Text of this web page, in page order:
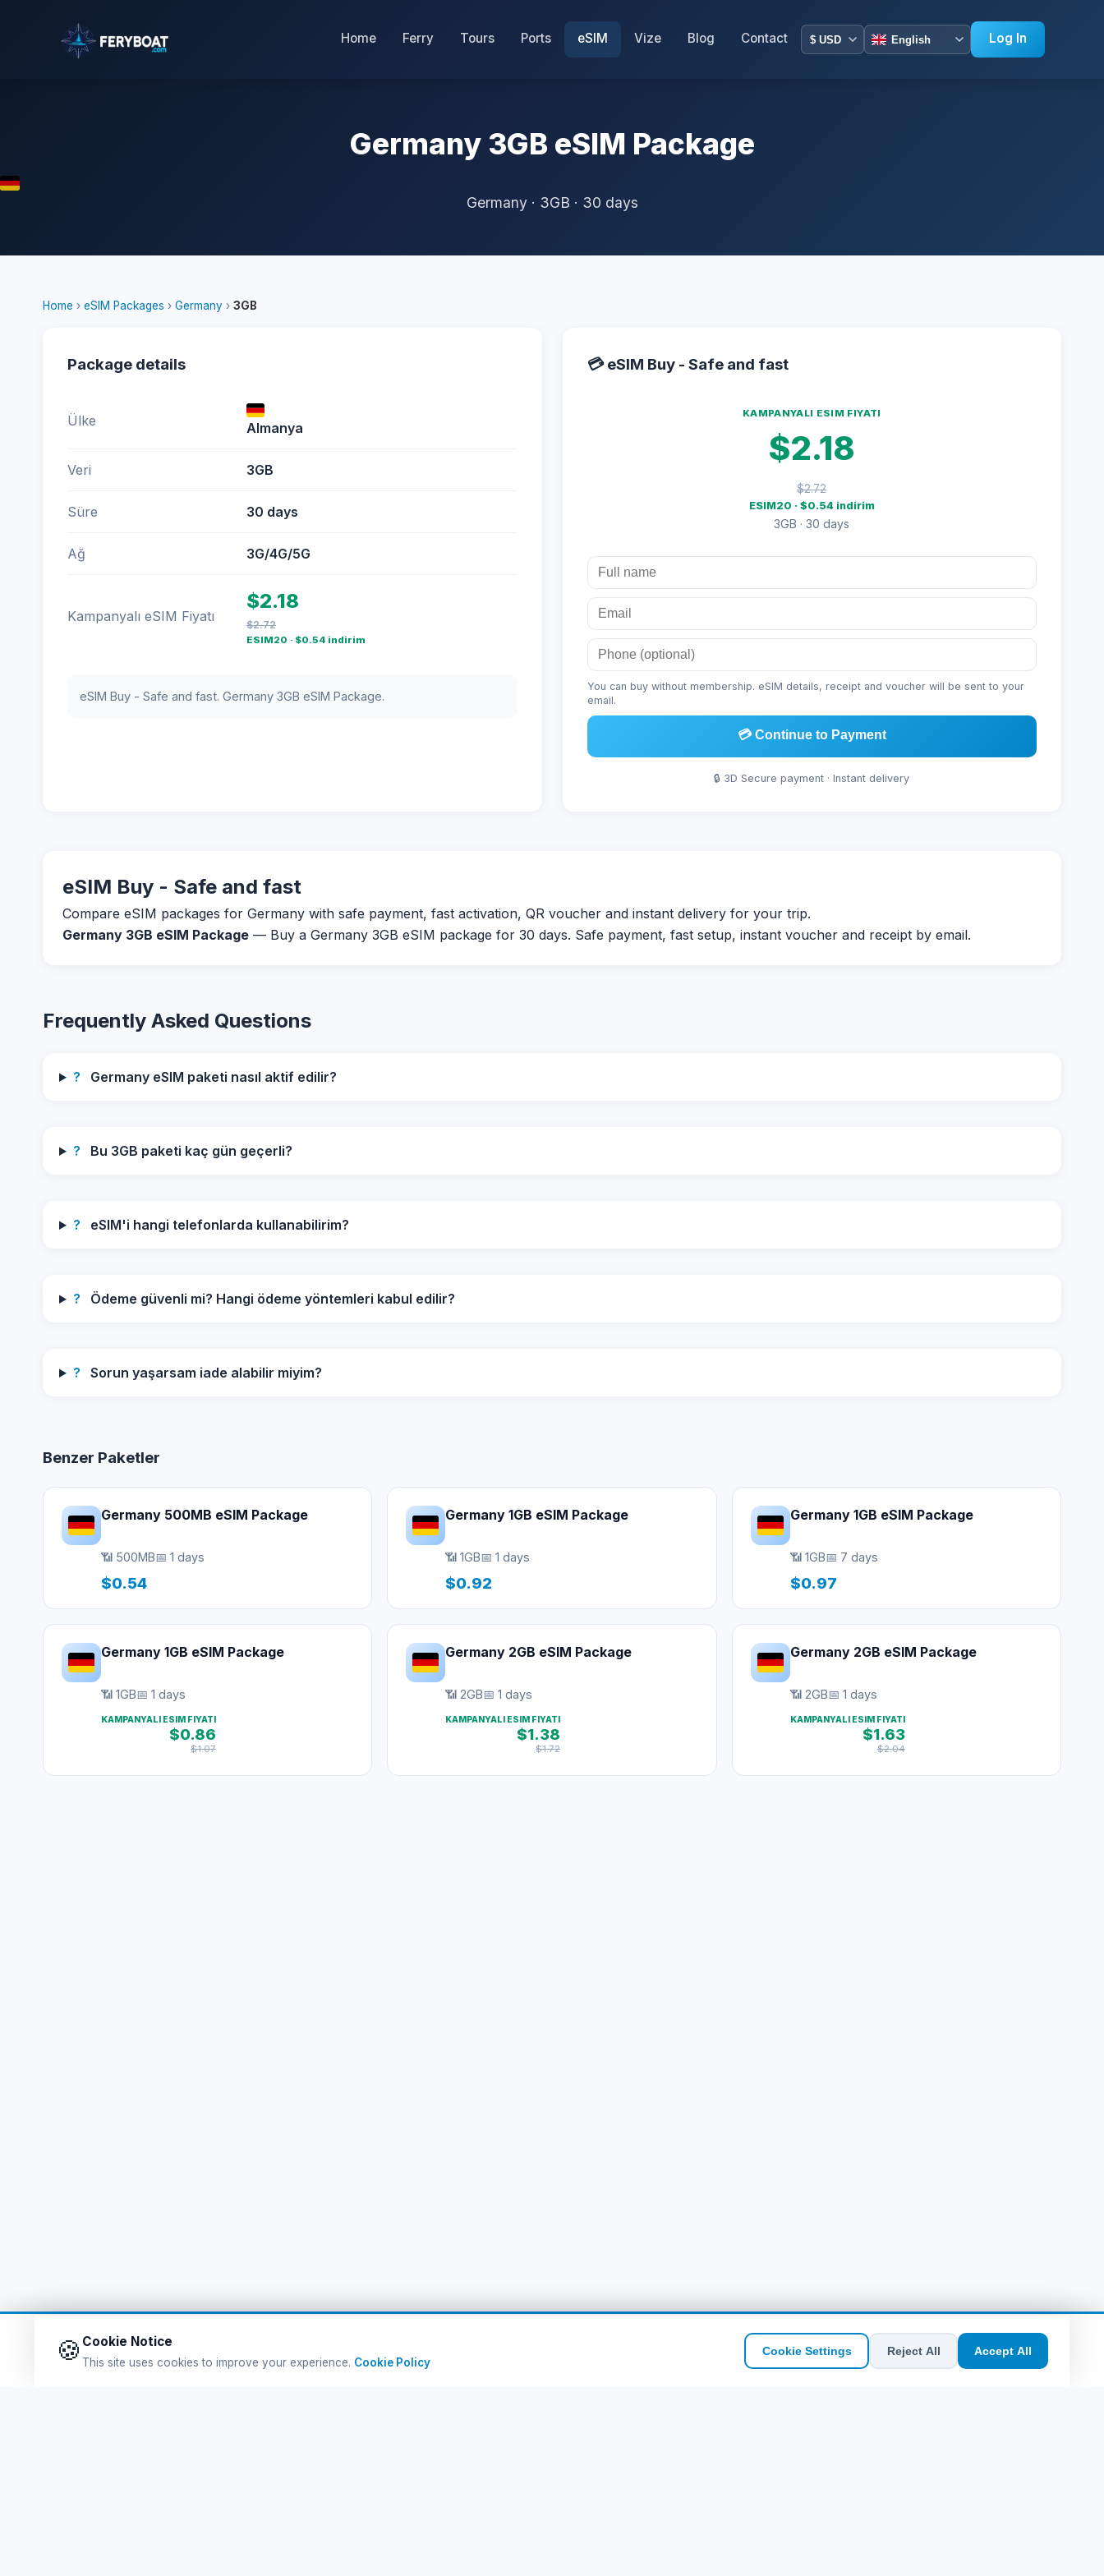
Home Ferry Tours Ports eSIM Vize Blog Contact Log In
Germany 3GB eSIM Package
Germany · 3GB · 30 days
Home › eSIM Packages › Germany › 3GB
Package details
Ülke Almanya
Veri 3GB
Süre 30 days
Ağ 3G/4G/5G
Kampanyalı eSIM Fiyatı
$2.18
$2.72
ESIM20 · $0.54 indirim
eSIM Buy - Safe and fast. Germany 3GB eSIM Package.
💳 eSIM Buy - Safe and fast
KAMPANYALI ESIM FIYATI
$2.18
$2.72
ESIM20 · $0.54 indirim
3GB · 30 days
You can buy without membership. eSIM details, receipt and voucher will be sent to your
email.
💳 Continue to Payment
🔒 3D Secure payment · Instant delivery
eSIM Buy - Safe and fast
Compare eSIM packages for Germany with safe payment, fast activation, QR voucher and instant delivery for your trip.
Germany 3GB eSIM Package — Buy a Germany 3GB eSIM package for 30 days. Safe payment, fast setup, instant voucher and receipt by email.
Frequently Asked Questions
? Germany eSIM paketi nasıl aktif edilir?
? Bu 3GB paketi kaç gün geçerli?
? eSIM'i hangi telefonlarda kullanabilirim?
? Ödeme güvenli mi? Hangi ödeme yöntemleri kabul edilir?
? Sorun yaşarsam iade alabilir miyim?
Benzer Paketler
Germany 500MB eSIM Package
📶 500MB📅 1 days
$0.54
Germany 1GB eSIM Package
📶 1GB📅 1 days
$0.92
Germany 1GB eSIM Package
📶 1GB📅 7 days
$0.97
Germany 1GB eSIM Package
📶 1GB📅 1 days
KAMPANYALI ESIM FIYATI
$0.86
$1.07
Germany 2GB eSIM Package
📶 2GB📅 1 days
KAMPANYALI ESIM FIYATI
$1.38
$1.72
Germany 2GB eSIM Package
📶 2GB📅 1 days
KAMPANYALI ESIM FIYATI
$1.63
$2.04
🍪 Cookie Notice
This site uses cookies to improve your experience. Cookie Policy
Cookie Settings Reject All Accept All